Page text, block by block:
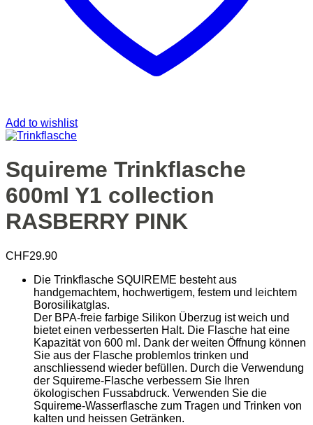
Add to wishlist
Squireme Trinkflasche
600ml Y1 collection
RASBERRY PINK
CHF29.90
Die Trinkflasche SQUIREME besteht aus
handgemachtem, hochwertigem, festem und leichtem
Borosilikatglas.
Der BPA-freie farbige Silikon Überzug ist weich und
bietet einen verbesserten Halt. Die Flasche hat eine
Kapazität von 600 ml. Dank der weiten Öffnung können
Sie aus der Flasche problemlos trinken und
anschliessend wieder befüllen. Durch die Verwendung
der Squireme-Flasche verbessern Sie Ihren
ökologischen Fussabdruck. Verwenden Sie die
Squireme-Wasserflasche zum Tragen und Trinken von
kalten und heissen Getränken.